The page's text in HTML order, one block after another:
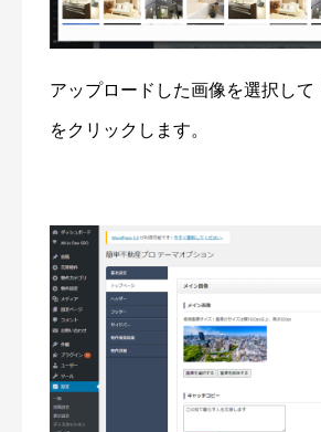
アップロードした画像を選択して
をクリックします。